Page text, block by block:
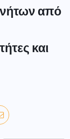
από
και